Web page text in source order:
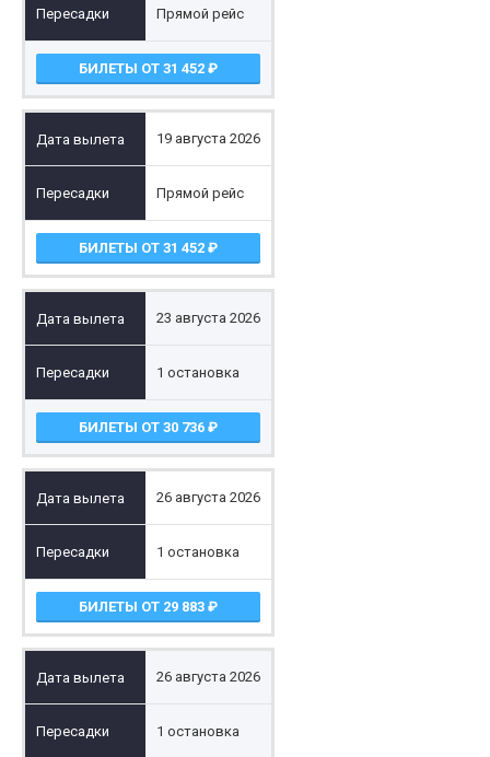
Прямой рейс
БИЛЕТЫ ОТ 31 452
19 августа 2026
Прямой рейс
БИЛЕТЫ ОТ 31 452
23 августа 2026
1 остановка
БИЛЕТЫ ОТ 30 736
26 августа 2026
1 остановка
БИЛЕТЫ ОТ 29 883
26 августа 2026
1 остановка